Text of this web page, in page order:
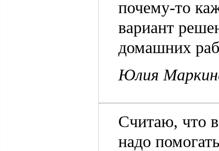
почему-то
вариант
домашних
Юлия
Считаю, что в
надо